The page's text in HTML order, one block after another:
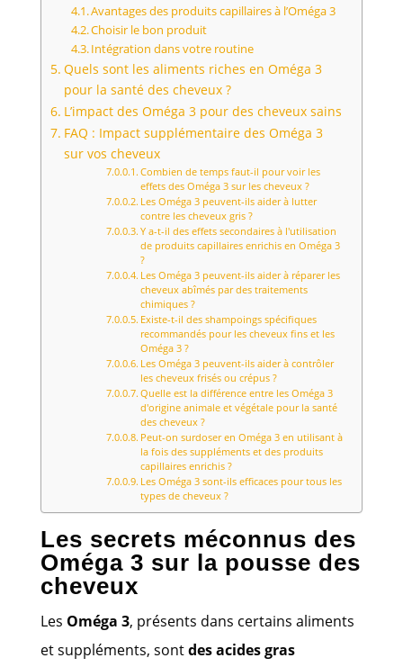
Avantages des produits capillaires à l’Oméga 3
Choisir le bon produit
Intégration dans votre routine
Quels sont les aliments riches en Oméga 3
pour la santé des cheveux ?
L’impact des Oméga 3 pour des cheveux sains
FAQ : Impact supplémentaire des Oméga 3
sur vos cheveux
Combien de temps faut-il pour voir les
effets des Oméga 3 sur les cheveux ?
Les Oméga 3 peuvent-ils aider à lutter
contre les cheveux gris ?
Y a-t-il des effets secondaires à l'utilisation
de produits capillaires enrichis en Oméga 3
?
Les Oméga 3 peuvent-ils aider à réparer les
cheveux abîmés par des traitements
chimiques ?
Existe-t-il des shampoings spécifiques
recommandés pour les cheveux fins et les
Oméga 3 ?
Les Oméga 3 peuvent-ils aider à contrôler
les cheveux frisés ou crépus ?
Quelle est la différence entre les Oméga 3
d'origine animale et végétale pour la santé
des cheveux ?
Peut-on surdoser en Oméga 3 en utilisant à
la fois des suppléments et des produits
capillaires enrichis ?
Les Oméga 3 sont-ils efficaces pour tous les
types de cheveux ?
Les secrets méconnus des
Oméga 3 sur la pousse des
cheveux
Les Oméga 3, présents dans certains aliments
et suppléments, sontdes acides gras